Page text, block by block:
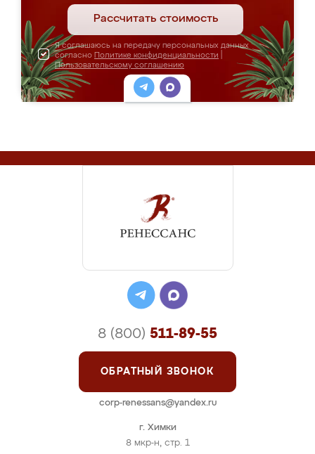
Рассчитать стоимость
Я соглашаюсь на передачу персональных данных
согласно Политике конфиденциальности
Пользовательскому соглашению
г. Химки
8 мкр-н, стр. 1
8 (800) 511-89-55
ОБРАТНЫЙ ЗВОНОК
corp-renessans@yandex.ru